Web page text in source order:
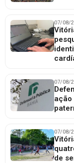
07/08/
07/08/
ação
07/08/
de